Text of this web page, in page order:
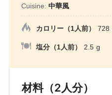
Cuisine: 中華風
カロリー（1人前） 728
塩分（1人前） 2.5 g
材料（2人分）